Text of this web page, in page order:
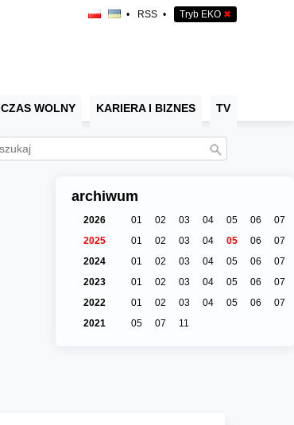
• RSS • Tryb EKO ✖
CZAS WOLNY KARIERA I BIZNES TV
archiwum
2026 01 02 03 04 05 06
07
2025
01 02 03 04 05 06
07
2024
01 02 03 04 05 06
07
2023
01 02 03 04 05 06
07
2022
01 02 03 04 05 06
07
2021
05 07 11